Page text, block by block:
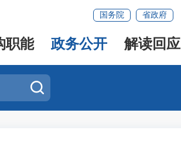
国务院 省政府
职能 政务公开 解读回应